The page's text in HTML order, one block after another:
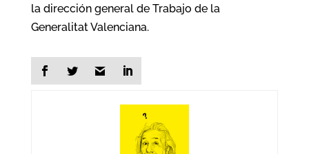
la dirección general de Trabajo de la
Generalitat Valenciana.